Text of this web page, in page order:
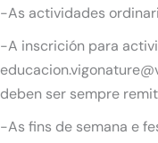
-As actividades
-A inscrición para
deben ser sempre
-As fins de semana e